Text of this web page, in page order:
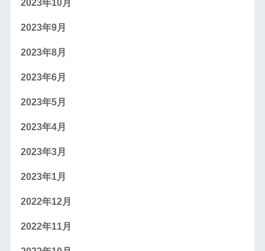
2023年10月
2023年9月
2023年8月
2023年6月
2023年5月
2023年4月
2023年3月
2023年1月
2022年12月
2022年11月